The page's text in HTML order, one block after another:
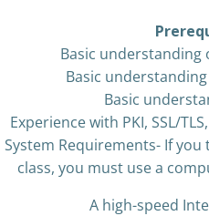
Basic understanding
Basic
Basic
Experience with PKI, SSL/
System Requirements- If
class, you must use a
A high-speed